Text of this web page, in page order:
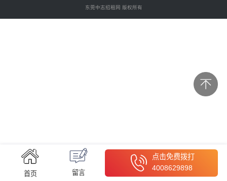
首页 留言
点击免费拨打
4008629898
东莞中志招租网 版权所有